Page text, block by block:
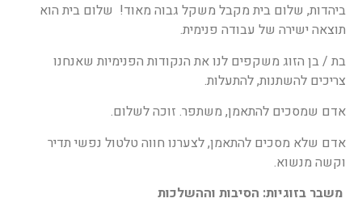
ביהדות, שלום בית מקבל משקל גבוה מאוד! שלום בית הוא
תוצאה ישירה של עבודה פנימית.
בת / בן הזוג משקפים לנו את הנקודות הפנימיות שאנחנו
צריכים להשתנות, להתעלות.
אדם שמסכים להתאמן, משתפר. זוכה לשלום.
אדם שלא מסכים להתאמן, לצערנו חווה טלטול נפשי תדיר
וקשה מנשוא.
משבר בזוגיות: הסיבות וההשלכות